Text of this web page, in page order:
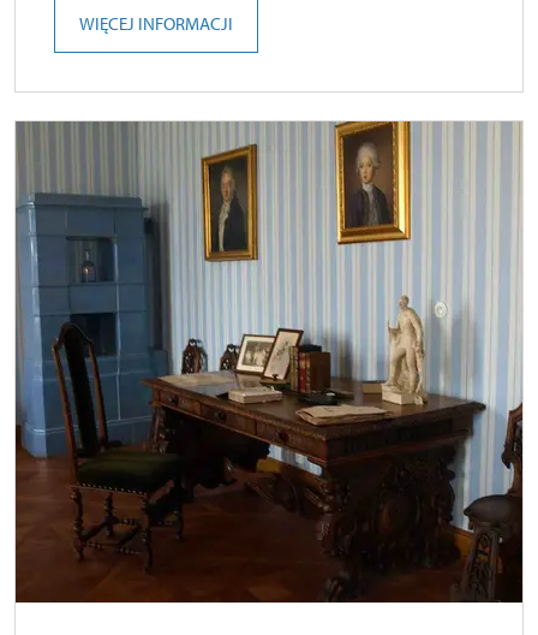
WIĘCEJ INFORMACJI